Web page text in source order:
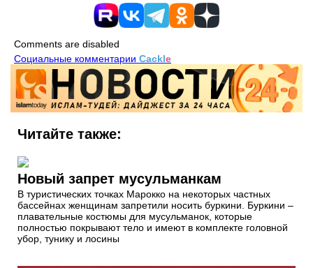
Comments are disabled
Социальные комментарии Cackle
Читайте также:
Новый запрет мусульманкам
В туристических точках Марокко на некоторых частных
бассейнах женщинам запретили носить буркини. Буркини –
плавательные костюмы для мусульманок, которые
полностью покрывают тело и имеют в комплекте головной
убор, тунику и лосины